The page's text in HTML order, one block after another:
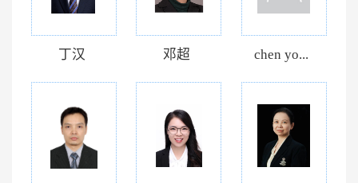
丁汉 邓超 chen yo...